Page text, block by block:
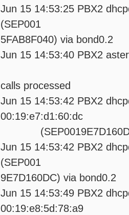
Jun 15 14:53:25 PBX2
5FAB8F040) via bond0.2
Jun 15 14:53:40 PBX2
calls processed
Jun 15 14:53:42 PBX2
Jun 15 14:53:42 PBX2
9E7D160DC) via bond0.2
Jun 15 14:53:49 PBX2